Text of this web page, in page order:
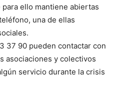
ello mantiene abiertas
una de ellas
37 90 pueden contactar con
asociaciones y colectivos
servicio durante la crisis